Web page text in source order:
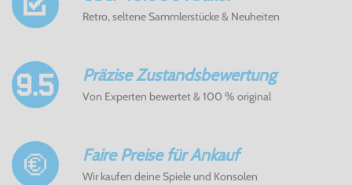
Retro, seltene Sammlerstücke & Neuheiten
Präzise Zustandsbewertung
Von Experten bewertet & 100 % original
Faire Preise für Ankauf
Wir kaufen deine Spiele und Konsolen